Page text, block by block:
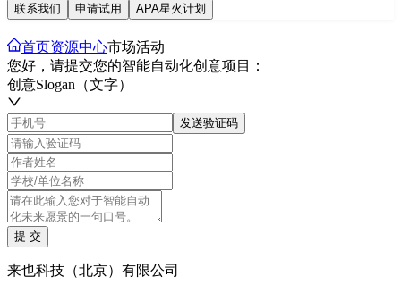
联系我们 申请试用 APA星火计划
首页资源中心市场活动
您好，请提交您的智能自动化创意项目：
创意Slogan（文字）
发送验证码
提 交
来也科技（北京）有限公司